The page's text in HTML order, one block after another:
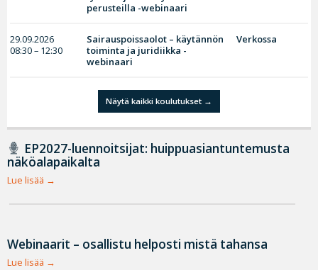
perusteilla -webinaari
29.09.2026
08:30 – 12:30
Sairauspoissaolot – käytännön
toiminta ja juridiikka -
webinaari
Verkossa
Näytä kaikki koulutukset
EP2027-luennoitsijat: huippuasiantuntemusta
näköalapaikalta
Lue lisää
Webinaarit – osallistu helposti mistä tahansa
Lue lisää